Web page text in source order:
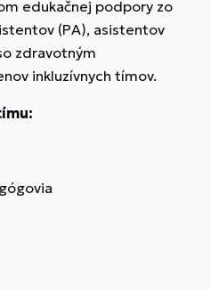
edukačnej podpory zo
(PA), asistentov
zdravotným
inkluzívnych tímov.